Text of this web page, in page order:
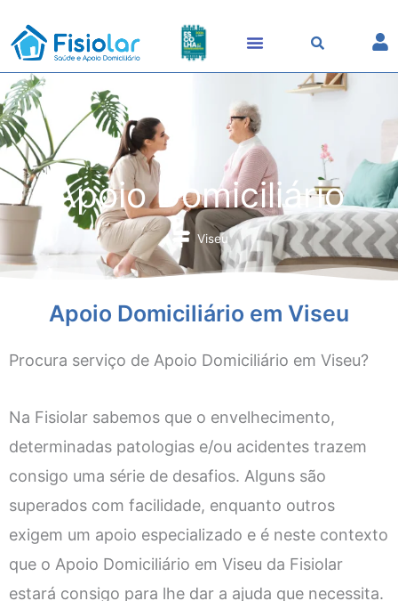
content
Apoio Domiciliário
Viseu
Apoio Domiciliário em Viseu
Procura serviço de Apoio Domiciliário em Viseu?
Na Fisiolar sabemos que o envelhecimento,
determinadas patologias e/ou acidentes trazem
consigo uma série de desafios. Alguns são
superados com facilidade, enquanto outros
exigem um apoio especializado e é neste contexto
que o Apoio Domiciliário em Viseu da Fisiolar
estará consigo para lhe dar a ajuda que necessita.